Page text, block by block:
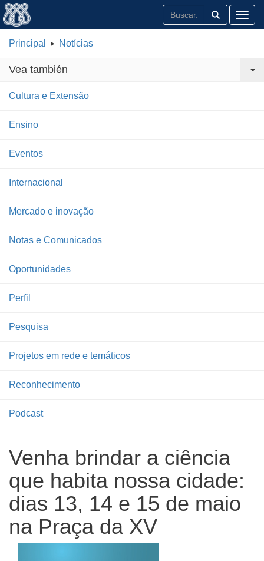
Principal Notícias
Vea también
Cultura e Extensão
Ensino
Eventos
Internacional
Mercado e inovação
Notas e Comunicados
Oportunidades
Perfil
Pesquisa
Projetos em rede e temáticos
Reconhecimento
Podcast
Venha brindar a ciência
que habita nossa cidade:
dias 13, 14 e 15 de maio
na Praça da XV